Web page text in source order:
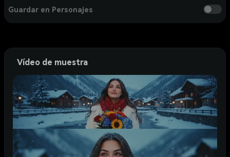
Guardar en Personajes
Vídeo de muestra